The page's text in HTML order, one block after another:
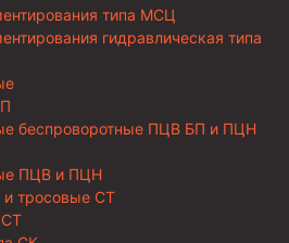
типа МСЦ
гидравлическая типа
беспроворотные ПЦВ БП и ПЦН
ПЦВ и ПЦН
и тросовые СТ
СТ